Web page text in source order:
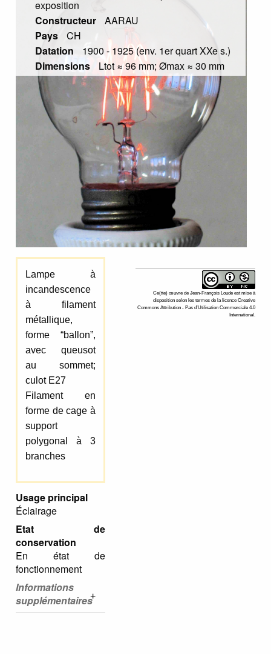
exposition
Constructeur
AARAU
Pays
CH
Datation
1900 - 1925 (env. 1er quart XXe s.)
Dimensions
Ltot ≈ 96 mm; Ømax ≈ 30 mm
Lampe à
incandescence
à filament
métallique,
forme “ballon”,
avec queusot
au sommet;
culot E27
Filament en
forme de cage à
support
polygonal à 3
branches
Usage principal
Éclairage
Etat de
conservation
En état de
fonctionnement
Informations
supplémentaires
Ce(tte) œuvre de Jean-François Loude est mise à
disposition selon les termes de la licence Creative
Commons Attribution - Pas d’Utilisation Commerciale 4.0
International.